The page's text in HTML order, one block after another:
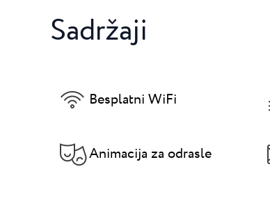
Sadržaji
Besplatni WiFi
Animacija za odrasle